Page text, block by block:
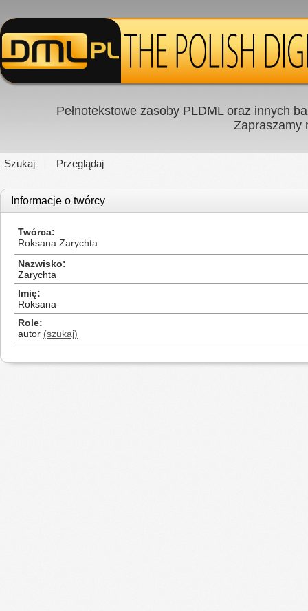
Pełnotekstowe zasoby PLDML oraz innych
Zapraszamy
Szukaj Przeglądaj
Informacje o twórcy
Twórca
Roksana Zarychta
Nazwisko
Zarychta
Imię
Roksana
Role
autor (szukaj)